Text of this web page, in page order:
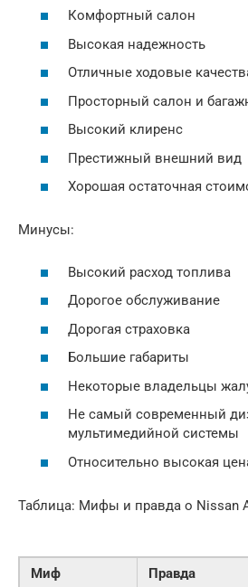
Комфортный салон
Высокая надежность
Отличные ходовые
Просторный салон и
Высокий клиренс
Престижный внешний вид
Хорошая остаточная
Минусы:
Высокий расход топлива
Дорогое обслуживание
Дорогая страховка
Большие габариты
Некоторые владельцы
Не самый современный
мультимедийной системы
Относительно высокая
Таблица: Мифы и правда о Nissan
Миф
Правда